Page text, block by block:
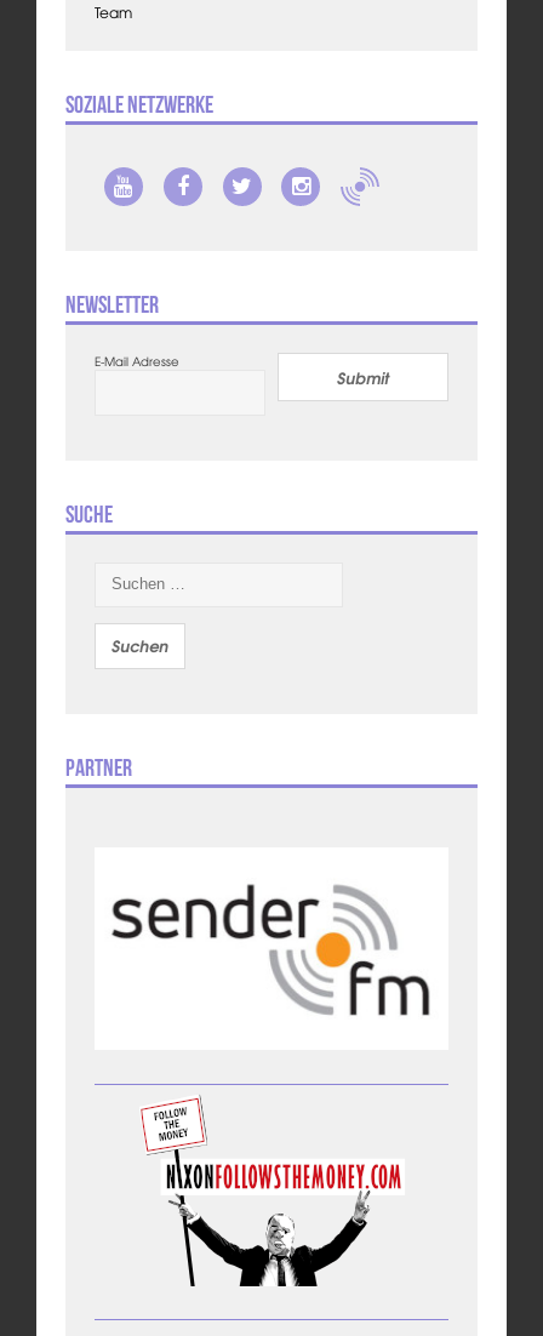
Team
Soziale Netzwerke
Newsletter
E-Mail Adresse
Submit
Suche
nach:
Partner